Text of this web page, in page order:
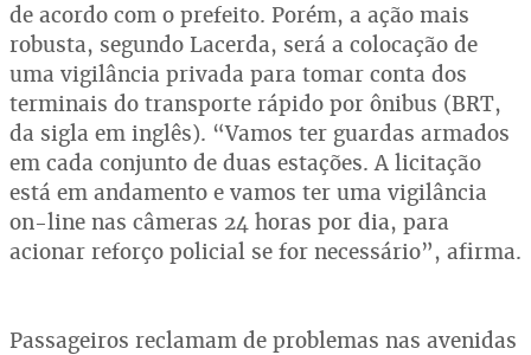
de acordo com o prefeito. Porém, a ação mais
robusta, segundo Lacerda, será a colocação de
uma vigilância privada para tomar conta dos
terminais do transporte rápido por ônibus (BRT,
da sigla em inglês). “Vamos ter guardas armados
em cada conjunto de duas estações. A licitação
está em andamento e vamos ter uma vigilância
on-line nas câmeras 24 horas por dia, para
acionar reforço policial se for necessário”, afirma.
Passageiros reclamam de problemas nas avenidas